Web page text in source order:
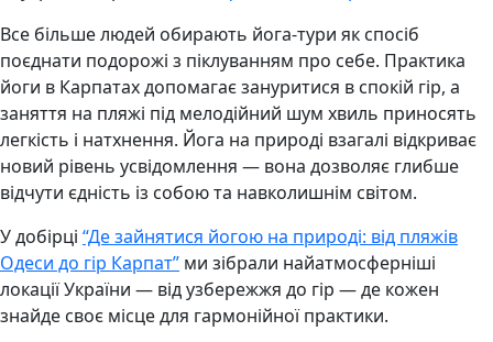
Все більше людей обирають йога-тури як спосіб
поєднати подорожі з піклуванням про себе. Практика
йоги в Карпатах допомагає зануритися в спокій гір, а
заняття на пляжі під мелодійний шум хвиль приносять
легкість і натхнення. Йога на природі взагалі відкриває
новий рівень усвідомлення — вона дозволяє глибше
відчути єдність із собою та навколишнім світом.
У добірці “Де зайнятися йогою на природі: від пляжів
Одеси до гір Карпат” ми зібрали найатмосферніші
локації України — від узбережжя до гір — де кожен
знайде своє місце для гармонійної практики.